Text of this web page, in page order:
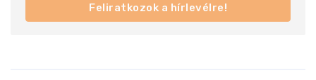
Feliratkozok a hírlevélre!